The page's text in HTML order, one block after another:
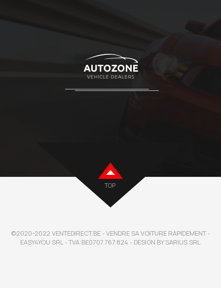
TOP
©2020-2022 VENTEDIRECT.BE - VENDRE SA VOITURE RAPIDEMENT -
EASY4YOU SRL - TVA:BE0707.767.824 - DESIGN BY SARIUS SRL